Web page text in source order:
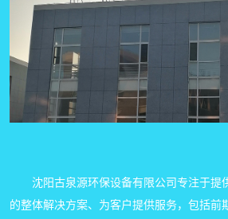
沈阳古泉源环保设备有限公司专注于提
的整体解决方案、为客户提供服务，包括前